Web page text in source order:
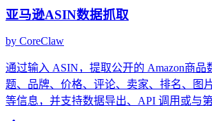
亚马逊ASIN数据抓取
by CoreClaw
通过输入 ASIN，提取公开的 Amazon商品
题、品牌、价格、评论、卖家、排名、图
等信息，并支持数据导出、API 调用或与